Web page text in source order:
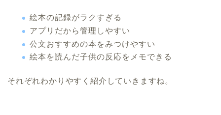
絵本の記録がラクすぎる
アプリだから管理しやすい
公文おすすめの本をみつけやすい
絵本を読んだ子供の反応をメモできる
それぞれわかりやすく紹介していきますね。